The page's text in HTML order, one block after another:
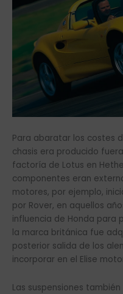
Para abaratar los costes
chasis era producido
factoría de Lotus en
componentes eran
motores, por ejemplo,
por Rover, en aquellos
influencia de Honda para
la marca británica fue
posterior salida de los
incorporar en el Elise
Las suspensiones